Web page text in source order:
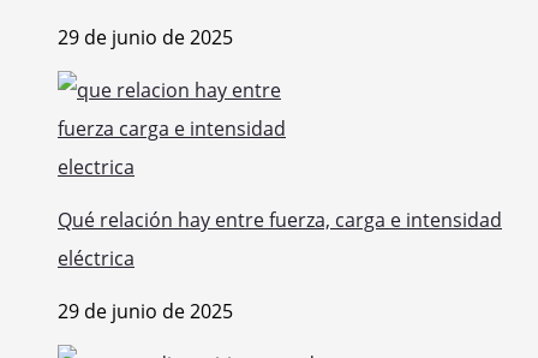
29 de junio de 2025
Qué relación hay entre fuerza, carga e intensidad
eléctrica
29 de junio de 2025